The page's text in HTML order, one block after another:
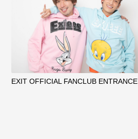
EXIT OFFICIAL FANCLUB ENTRANCE